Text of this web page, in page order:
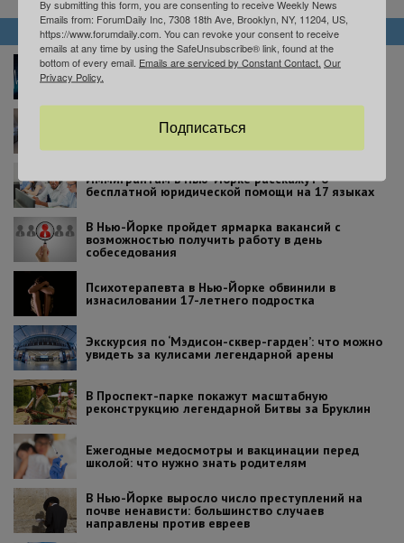
НОВОСТИ
В Нью-Йорке вступил в силу закон об эвтаназии:
что нужно знать пациентам
Три нью-йоркские больницы – среди лучших в
Иммигрантам в Нью-Йорке расскажут о
бесплатной юридической помощи на 17 языках
В Нью-Йорке пройдет ярмарка вакансий с
возможностью получить работу в день
собеседования
Психотерапевта в Нью-Йорке обвинили в
изнасиловании 17-летнего подростка
Экскурсия по ‘Мэдисон-сквер-гарден’: что можно
увидеть за кулисами легендарной арены
В Проспект-парке покажут масштабную
реконструкцию легендарной Битвы за Бруклин
Ежегодные медосмотры и вакцинации перед
школой: что нужно знать родителям
В Нью-Йорке выросло число преступлений на
почве ненависти: большинство случаев
направлены против евреев
By submitting this form, you are consenting to receive Weekly News
Emails from: ForumDaily Inc, 7308 18th Ave, Brooklyn, NY, 11204, US,
https://www.forumdaily.com. You can revoke your consent to receive
emails at any time by using the SafeUnsubscribe® link, found at the
bottom of every email. Emails are serviced by Constant Contact. Our
Privacy Policy.
Подписаться